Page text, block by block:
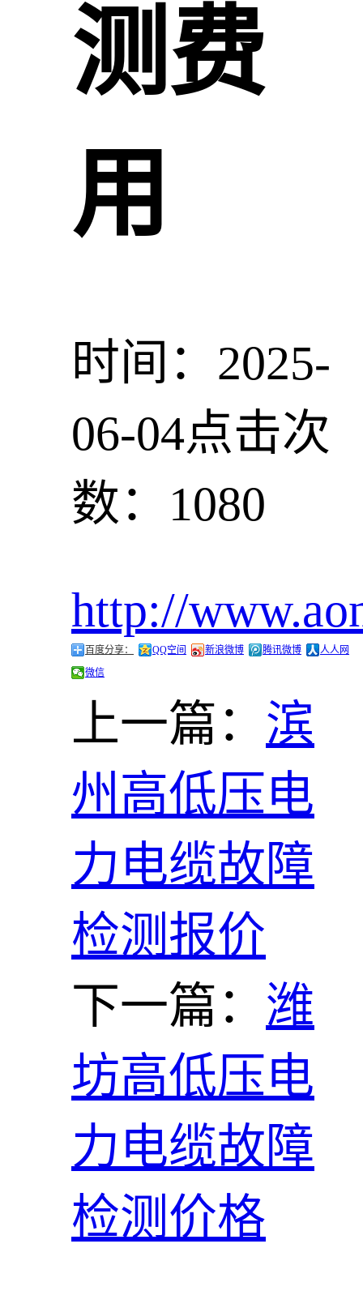
测费
用
时间：2025-
06-04点击次
数：1080
http://
百度分享： QQ空间 新浪微博 腾讯微博
人人网
微信
上一篇： 滨
州高低压电
力电缆故障
检测报价
下一篇： 潍
坊高低压电
力电缆故障
检测价格